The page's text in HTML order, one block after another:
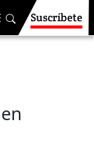
Suscríbete